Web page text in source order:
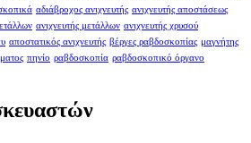
αδιάβροχος ανιχνευτής ανιχνευτής αποστάσεως
ανιχνευτής μετάλλων ανιχνευτής χρυσού
αποστατικός ανιχνευτής βέργες ραβδοσκοπίας μαγνήτης
πηνίο ραβδοσκοπία ραβδοσκοπικό όργανο